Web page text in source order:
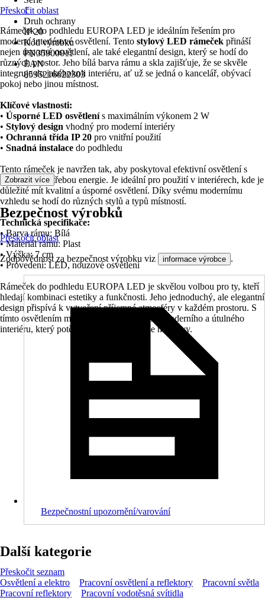
1
Druh ochrany
IP 20
Kód výrobku
PN35900011
EAN
8595216622303
Přeskočit oblast
Rámeček do podhledu EUROPA LED je ideálním řešením pro
moderní interiérové osvětlení. Tento stylový LED rámeček přináší
nejen úsporné osvětlení, ale také elegantní design, který se hodí do
různých prostor. Jeho bílá barva rámu a skla zajišťuje, že se skvěle
integruje do jakéhokoli interiéru, ať už se jedná o kancelář, obývací
pokoj nebo jinou místnost.
Klíčové vlastnosti:
• Úsporné LED osvětlenís maximálním výkonem 2 W
• Stylový design vhodný pro moderní interiéry
• Ochranná třída IP 20 pro vnitřní použití
• Snadná instalace do podhledu
Tento rámeček je navržen tak, aby poskytoval efektivní osvětlení s
minimální spotřebou energie. Je ideální pro použití v interiérech, kde je
důležité mít kvalitní a úsporné osvětlení. Díky svému modernímu
vzhledu se hodí do různých stylů a typů místností.
Technická specifikace:
• Barva rámu: Bílá
• Materiál rámu: Plast
• Výška: 7 cm
• Provedení: LED, nouzové osvětlení
Rámeček do podhledu EUROPA LED je skvělou volbou pro ty, kteří
hledají kombinaci estetiky a funkčnosti. Jeho jednoduchý, ale elegantní
design přispívá k vytvoření příjemné atmosféry v každém prostoru. S
tímto osvětlením můžete snadno dosáhnout moderního a útulného
interiéru, který potěší nejen vás, ale i vaše návštěvy.
Zobrazit více
Bezpečnost výrobků
Přeskočit oblast
Zodpovědnost za bezpečnost výrobku viz informace výrobce .
Bezpečnostní upozornění/varování
Další kategorie
Přeskočit seznam
Osvětlení a elektro
Pracovní osvětlení a reflektory
Pracovní světla
Pracovní reflektory
Pracovní vodotěsná svítidla